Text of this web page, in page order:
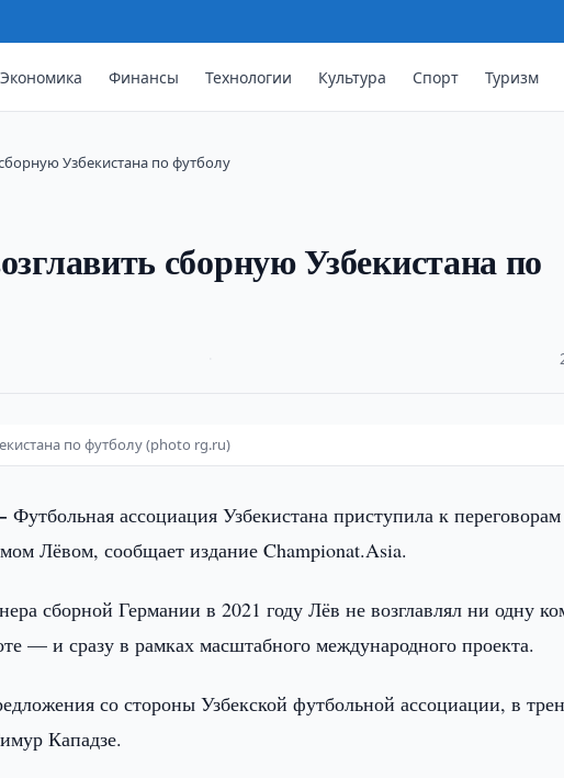
Экономика Финансы Технологии Культура Спорт Туризм
Узбекистана по футболу
сборную Узбекистана по
по футболу (photo rg.ru)
Футбольная ассоциация Узбекистана приступила к
Лёвом, сообщает издание Championat.Asia.
сборной Германии в 2021 году Лёв не возглавлял ни одну
— и сразу в рамках масштабного международного проекта.
со стороны Узбекской футбольной ассоциации, в
Кападзе.